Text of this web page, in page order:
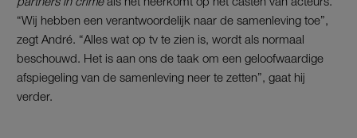
“Wij hebben een verantwoordelijk naar de samenleving toe”,
zegt André. “Alles wat op tv te zien is, wordt als normaal
beschouwd. Het is aan ons de taak om een geloofwaardige
afspiegeling van de samenleving neer te zetten”, gaat hij
verder.